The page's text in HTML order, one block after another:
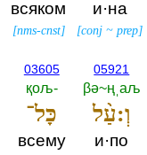
и·на
[conj ~prep]
всяком
[nms-cnst]
05921
βә~ңˌаљ
וְ:עַ֨ל
и·по
03605
қољ-‎
כָּל־
всему